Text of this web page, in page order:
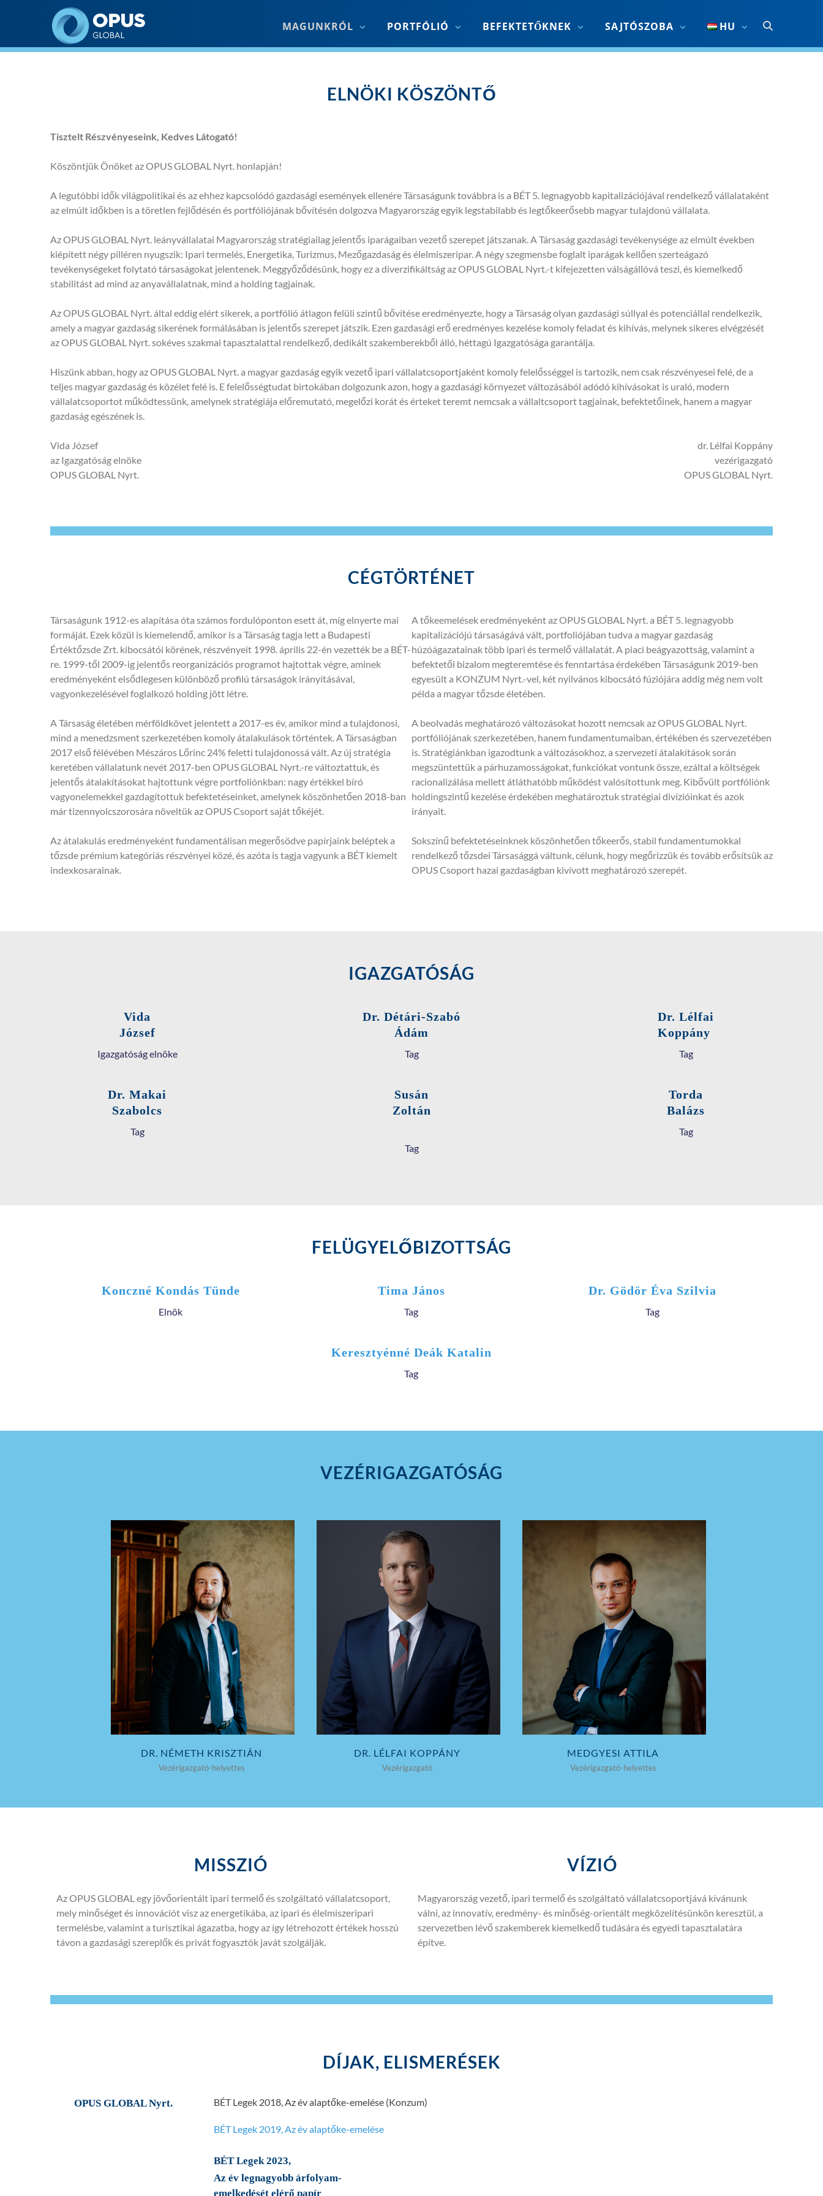
Opus Global Nyrt MAGUNKRÓL PORTFÓLIÓ BEFEKTETŐKNEK SAJTÓSZOBA HU
ELNÖKI KÖSZÖNTŐ
Tisztelt Részvényeseink, Kedves Látogató!
Köszöntjük Önöket az OPUS GLOBAL Nyrt. honlapján!
A legutóbbi idők világpolitikai és az ehhez kapcsolódó gazdasági események ellenére Társaságunk továbbra is a BÉT 5. legnagyobb kapitalizációjával rendelkező vállalataként
az elmúlt időkben is a töretlen fejlődésén és portfóliójának bővítésén dolgozva Magyarország egyik legstabilabb és legtőkeerősebb magyar tulajdonú vállalata.
Az OPUS GLOBAL Nyrt. leányvállalatai Magyarország stratégiailag jelentős iparágaiban vezető szerepet játszanak. A Társaság gazdasági tevékenysége az elmúlt években
kiépített négy pilléren nyugszik: Ipari termelés, Energetika, Turizmus, Mezőgazdaság és élelmiszeripar. A négy szegmensbe foglalt iparágak kellően szerteágazó
tevékenységeket folytató társaságokat jelentenek. Meggyőződésünk, hogy ez a diverzifikáltság az OPUS GLOBAL Nyrt.-t kifejezetten válságállóvá teszi, és kiemelkedő
stabilitást ad mind az anyavállalatnak, mind a holding tagjainak.
Az OPUS GLOBAL Nyrt. által eddig elért sikerek, a portfólió átlagon felüli szintű bővítése eredményezte, hogy a Társaság olyan gazdasági súllyal és potenciállal rendelkezik,
amely a magyar gazdaság sikerének formálásában is jelentős szerepet játszik. Ezen gazdasági erő eredményes kezelése komoly feladat és kihívás, melynek sikeres elvégzését
az OPUS GLOBAL Nyrt. sokéves szakmai tapasztalattal rendelkező, dedikált szakemberekből álló, héttagú Igazgatósága garantálja.
Hiszünk abban, hogy az OPUS GLOBAL Nyrt. a magyar gazdaság egyik vezető ipari vállalatcsoportjaként komoly felelősséggel is tartozik, nem csak részvényesei felé, de a
teljes magyar gazdaság és közélet felé is. E felelősségtudat birtokában dolgozunk azon, hogy a gazdasági környezet változásából adódó kihívásokat is uraló, modern
vállalatcsoportot működtessünk, amelynek stratégiája előremutató, megelőzi korát és érteket teremt nemcsak a vállaltcsoport tagjainak, befektetőinek, hanem a magyar
gazdaság egészének is.
Vida József
az Igazgatóság elnöke
OPUS GLOBAL Nyrt.
dr. Lélfai Koppány
vezérigazgató
OPUS GLOBAL Nyrt.
CÉGTÖRTÉNET
Társaságunk 1912-es alapítása óta számos fordulóponton esett át, míg elnyerte mai
formáját. Ezek közül is kiemelendő, amikor is a Társaság tagja lett a Budapesti
Értéktőzsde Zrt. kibocsátói körének, részvényeit 1998. április 22-én vezették be a BÉT-
re. 1999-től 2009-ig jelentős reorganizációs programot hajtottak végre, aminek
eredményeként elsődlegesen különböző profilú társaságok irányításával,
vagyonkezelésével foglalkozó holding jött létre.
A Társaság életében mérföldkövet jelentett a 2017-es év, amikor mind a tulajdonosi,
mind a menedzsment szerkezetében komoly átalakulások történtek. A Társaságban
2017 első félévében Mészáros Lőrinc 24% feletti tulajdonossá vált. Az új stratégia
keretében vállalatunk nevét 2017-ben OPUS GLOBAL Nyrt.-re változtattuk, és
jelentős átalakításokat hajtottunk végre portfoliónkban: nagy értékkel bíró
vagyonelemekkel gazdagítottuk befektetéseinket, amelynek köszönhetően 2018-ban
már tizennyolcszorosára növeltük az OPUS Csoport saját tőkéjét.
Az átalakulás eredményeként fundamentálisan megerősödve papírjaink beléptek a
tőzsde prémium kategóriás részvényei közé, és azóta is tagja vagyunk a BÉT kiemelt
indexkosarainak.
A tőkeemelések eredményeként az OPUS GLOBAL Nyrt. a BÉT 5. legnagyobb
kapitalizációjú társaságává vált, portfoliójában tudva a magyar gazdaság
húzóágazatainak több ipari és termelő vállalatát. A piaci beágyazottság, valamint a
befektetői bizalom megteremtése és fenntartása érdekében Társaságunk 2019-ben
egyesült a KONZUM Nyrt.-vel, két nyilvános kibocsátó fúziójára addig még nem volt
példa a magyar tőzsde életében.
A beolvadás meghatározó változásokat hozott nemcsak az OPUS GLOBAL Nyrt.
portfóliójának szerkezetében, hanem fundamentumaiban, értékében és szervezetében
is. Stratégiánkban igazodtunk a változásokhoz, a szervezeti átalakítások során
megszüntettük a párhuzamosságokat, funkciókat vontunk össze, ezáltal a költségek
racionalizálása mellett átláthatóbb működést valósítottunk meg. Kibővült portfóliónk
holdingszintű kezelése érdekében meghatároztuk stratégiai divízióinkat és azok
irányait.
Sokszínű befektetéseinknek köszönhetően tőkeerős, stabil fundamentumokkal
rendelkező tőzsdei Társasággá váltunk, célunk, hogy megőrizzük és tovább erősítsük az
OPUS Csoport hazai gazdaságban kivívott meghatározó szerepét.
IGAZGATÓSÁG
Vida
József
Igazgatóság elnöke
Dr. Détári-Szabó
Ádám
Tag
Dr. Lélfai
Koppány
Tag
Dr. Makai
Szabolcs
Tag
Susán
Zoltán
Tag
Torda
Balázs
Tag
FELÜGYELŐBIZOTTSÁG
Konczné Kondás Tünde
Elnök
Tima János
Tag
Dr. Gödör Éva Szilvia
Tag
Keresztyénné Deák Katalin
Tag
VEZÉRIGAZGATÓSÁG
DR. NÉMETH KRISZTIÁN
Vezérigazgató-helyettes
DR. LÉLFAI KOPPÁNY
Vezérigazgató
MEDGYESI ATTILA
Vezérigazgató-helyettes
MISSZIÓ
Az OPUS GLOBAL egy jövőorientált ipari termelő és szolgáltató vállalatcsoport,
mely minőséget és innovációt visz az energetikába, az ipari és élelmiszeripari
termelésbe, valamint a turisztikai ágazatba, hogy az így létrehozott értékek hosszú
távon a gazdasági szereplők és privát fogyasztók javát szolgálják.
VÍZIÓ
Magyarország vezető, ipari termelő és szolgáltató vállalatcsoportjává kívánunk
válni, az innovatív, eredmény- és minőség-orientált megközelítésünkön keresztül, a
szervezetben lévő szakemberek kiemelkedő tudására és egyedi tapasztalatára
építve.
DÍJAK, ELISMERÉSEK
OPUS GLOBAL Nyrt. BÉT Legek 2018, Az év alaptőke-emelése (Konzum)
BÉT Legek 2019, Az év alaptőke-emelése
BÉT Legek 2023,
Az év legnagyobb árfolyam-
emelkedését elérő papír